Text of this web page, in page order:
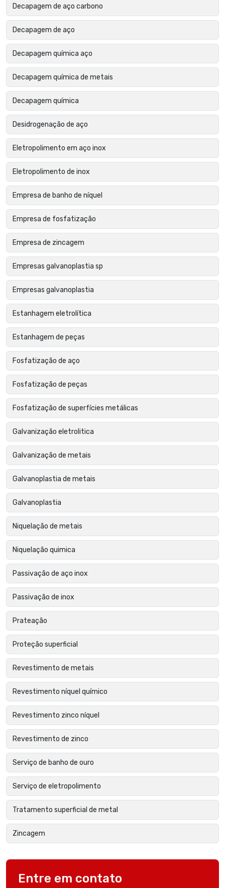
Decapagem de aço carbono
Decapagem de aço
Decapagem química aço
Decapagem química de metais
Decapagem química
Desidrogenação de aço
Eletropolimento em aço inox
Eletropolimento de inox
Empresa de banho de níquel
Empresa de fosfatização
Empresa de zincagem
Empresas galvanoplastia sp
Empresas galvanoplastia
Estanhagem eletrolítica
Estanhagem de peças
Fosfatização de aço
Fosfatização de peças
Fosfatização de superfícies metálicas
Galvanização eletrolitica
Galvanização de metais
Galvanoplastia de metais
Galvanoplastia
Niquelação de metais
Niquelação quimica
Passivação de aço inox
Passivação de inox
Prateação
Proteção superficial
Revestimento de metais
Revestimento níquel químico
Revestimento zinco níquel
Revestimento de zinco
Serviço de banho de ouro
Serviço de eletropolimento
Tratamento superficial de metal
Zincagem
Entre em contato